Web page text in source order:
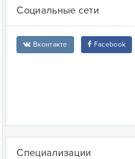
Социальные сети
Вконтакте Facebook
Специализации